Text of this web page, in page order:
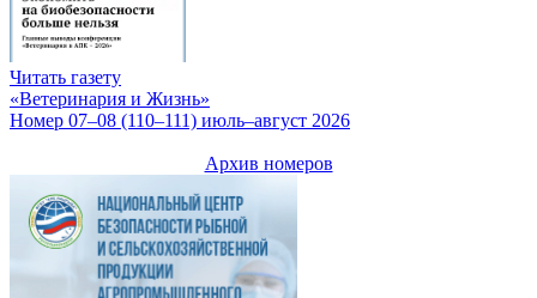
Читать газету
«Ветеринария и Жизнь»
Номер 07–08 (110–111) июль–август 2026
Архив номеров